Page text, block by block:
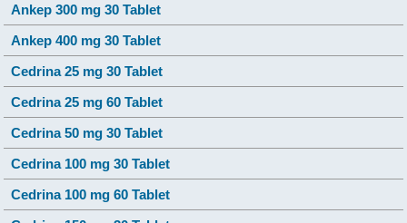
Ankep 300 mg 30 Tablet
Ankep 400 mg 30 Tablet
Cedrina 25 mg 30 Tablet
Cedrina 25 mg 60 Tablet
Cedrina 50 mg 30 Tablet
Cedrina 100 mg 30 Tablet
Cedrina 100 mg 60 Tablet